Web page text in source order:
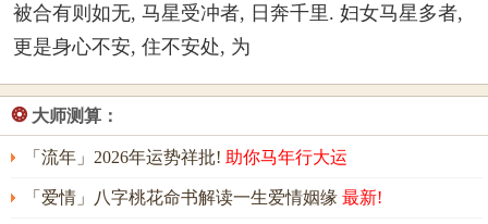
被合有则如无, 马星受冲者, 日奔千里. 妇女马星多者,
更是身心不安, 住不安处, 为
❂ 大师测算：
「流年」2026年运势祥批! 助你马年行大运
「爱情」八字桃花命书解读一生爱情姻缘 最新!